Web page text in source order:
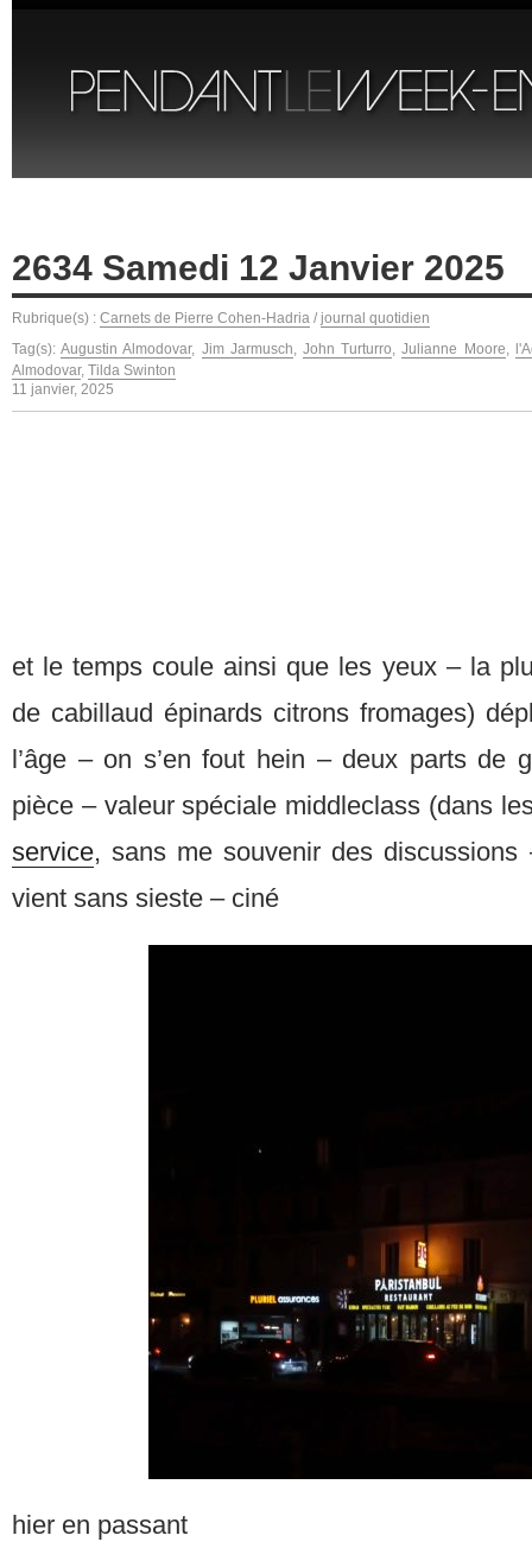
2634 Samedi 12 Janvier 2025
Rubrique(s) : Carnets de Pierre Cohen-Hadria / journal quotidien
Tag(s):Augustin Almodovar, Jim Jarmusch,John Turturro,Julianne Moore,
Almodovar, Tilda Swinton
11 janvier, 2025
et le temps coule ainsi que les yeux – la
de cabillaud épinards citrons fromages)
l’âge – on s’en fout hein – deux parts de
pièce – valeur spéciale middleclass (dans
service, sans me souvenir des
vient sans sieste – ciné
hier en passant